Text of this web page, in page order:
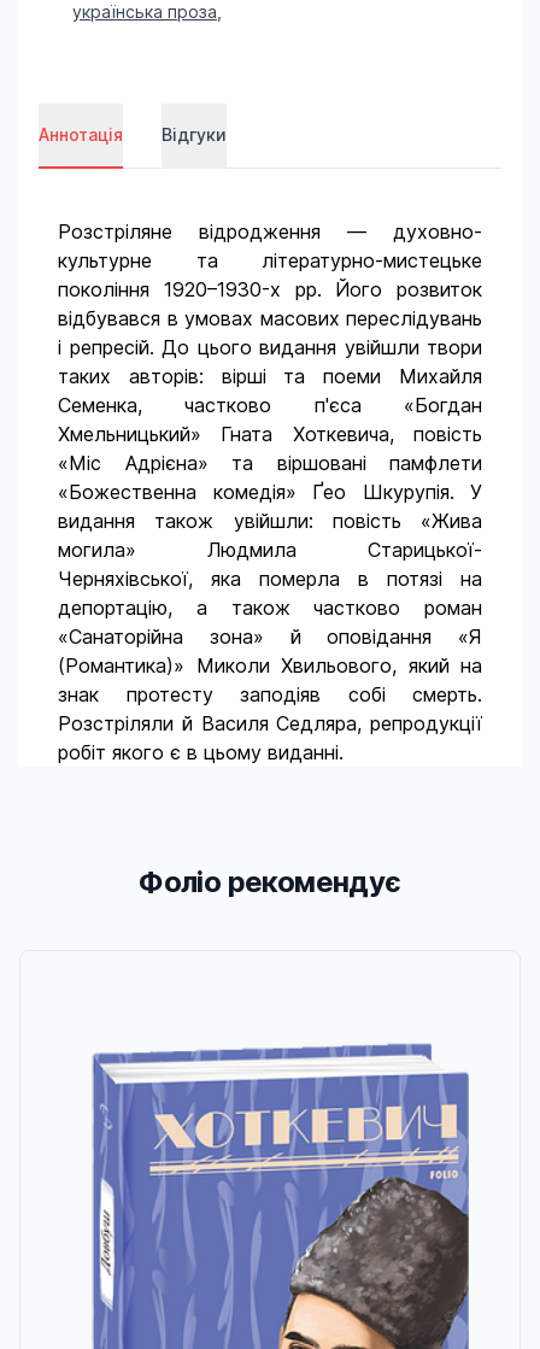
українська проза
Аннотація Відгуки
Розстріляне відродження — духовно-
культурне та літературно-мистецьке
покоління 1920–1930-х рр. Його розвиток
відбувався в умовах масових переслідувань
і репресій. До цього видання увійшли твори
таких авторів: вірші та поеми Михайля
Семенка, частково п'єса «Богдан
Хмельницький» Гната Хоткевича, повість
«Міс Адрієна» та віршовані памфлети
«Божественна комедія» Ґео Шкурупія. У
видання також увійшли: повість «Жива
могила» Людмила Старицької-
Черняхівської, яка померла в потязі на
депортацію, а також частково роман
«Санаторійна зона» й оповідання «Я
(Романтика)» Миколи Хвильового, який на
знак протесту заподіяв собі смерть.
Розстріляли й Василя Седляра, репродукції
робіт якого є в цьому виданні.
Фоліо рекомендує